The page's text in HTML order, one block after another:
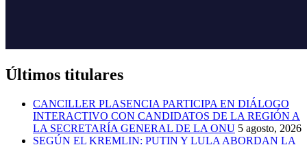
Últimos titulares
CANCILLER PLASENCIA PARTICIPA EN DIÁLOGO
INTERACTIVO CON CANDIDATOS DE LA REGIÓN A
LA SECRETARÍA GENERAL DE LA ONU 5 agosto, 2026
SEGÚN EL KREMLIN: PUTIN Y LULA ABORDAN LA